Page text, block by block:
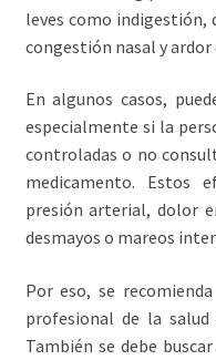
leves como indigestión,
congestión nasal y
En algunos casos,
especialmente si la
controladas o no
medicamento. Estos
presión arterial, dolor
desmayos o mareos
Por eso, se
profesional de la
También se debe